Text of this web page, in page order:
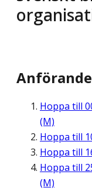
Hoppa till
(M)
Hoppa till
Hoppa till
Hoppa till
(M)